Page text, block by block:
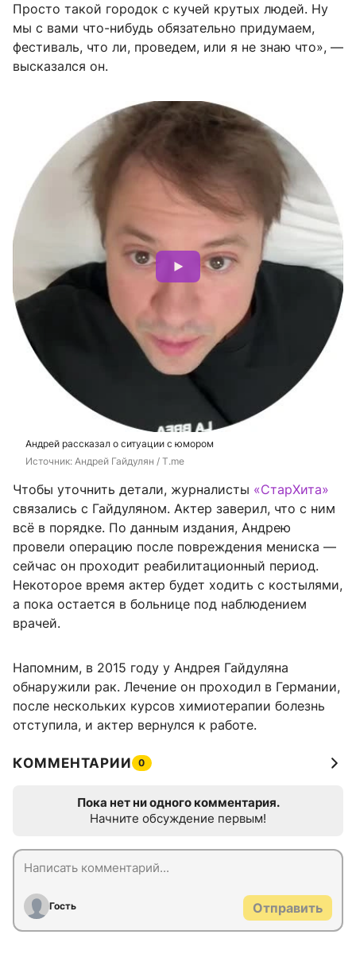
Просто такой городок с кучей крутых людей. Ну
мы с вами что-нибудь обязательно придумаем,
фестиваль, что ли, проведем, или я не знаю что», —
высказался он.
Андрей рассказал о ситуации с юмором
Источник: Андрей Гайдулян / T.me
Чтобы уточнить детали, журналисты «СтарХита»
связались с Гайдуляном. Актер заверил, что с ним
всё в порядке. По данным издания, Андрею
провели операцию после повреждения мениска —
сейчас он проходит реабилитационный период.
Некоторое время актер будет ходить с костылями,
а пока остается в больнице под наблюдением
врачей.
Напомним, в 2015 году у Андрея Гайдуляна
обнаружили рак. Лечение он проходил в Германии,
после нескольких курсов химиотерапии болезнь
отступила, и актер вернулся к работе.
КОММЕНТАРИИ 0
Пока нет ни одного комментария.
Начните обсуждение первым!
Гость Отправить